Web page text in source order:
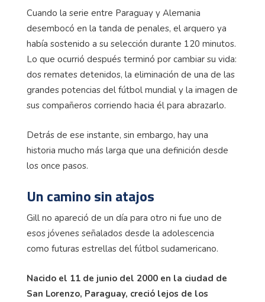
Cuando la serie entre Paraguay y Alemania
desembocó en la tanda de penales, el arquero ya
había sostenido a su selección durante 120 minutos.
Lo que ocurrió después terminó por cambiar su vida:
dos remates detenidos, la eliminación de una de las
grandes potencias del fútbol mundial y la imagen de
sus compañeros corriendo hacia él para abrazarlo.
Detrás de ese instante, sin embargo, hay una
historia mucho más larga que una definición desde
los once pasos.
Un camino sin atajos
Gill no apareció de un día para otro ni fue uno de
esos jóvenes señalados desde la adolescencia
como futuras estrellas del fútbol sudamericano.
Nacido el 11 de junio del 2000 en la ciudad de
San Lorenzo, Paraguay, creció lejos de los